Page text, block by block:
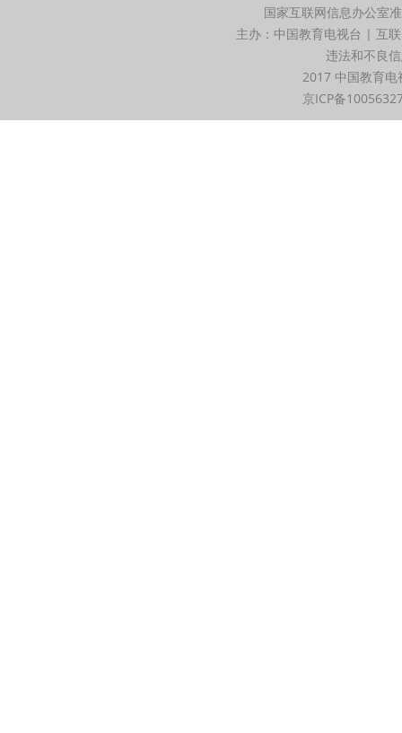
国家互联网信息办公室
主办：中国教育电视台 | 互
违法和不良
2017 中国教育
京ICP备